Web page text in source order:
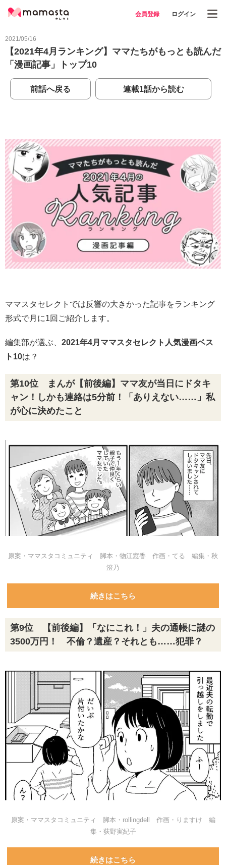
会員登録 ログイン
2021/05/16
【2021年4月ランキング】ママたちがもっとも読んだ
「漫画記事」トップ10
前話へ戻る 連載1話から読む
ママスタセレクトでは反響の大きかった記事をランキング
形式で月に1回ご紹介します。
編集部が選ぶ、 2021年4月ママスタセレクト人気漫画ベス
ト10は？
第10位 まんが【前後編】ママ友が当日にドタキ
ャン！しかも連絡は5分前！「ありえない……」私
が心に決めたこと
原案・ママスタコミュニティ 脚本・物江窓香 作画・てる 編集・秋
澄乃
続きはこちら
第9位 【前後編】「なにこれ！」夫の通帳に謎の
3500万円！ 不倫？遺産？それとも……犯罪？
原案・ママスタコミュニティ 脚本・rollingdell 作画・りますけ 編
集・荻野実紀子
続きはこちら